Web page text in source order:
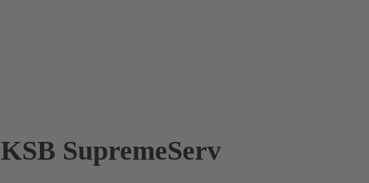
KSB SupremeServ